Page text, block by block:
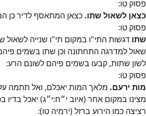
פסוק טו:
כצאן לשאול שתו. כצאן המתאסף לדיר כן
פסוק טו:
שתו דגשות התי"ו במקום תי"ו שנייה לשאול
שאול למדרגה התחתונה וכן שתו בשמים
לשון שתות, קבעו בשמים פיהם לשונם הרע:
פסוק טו:
מות ירעם. מלאך המות יאכלם, ואל תתמה על
מצינו במקום אחר (איוב י״ח:י״ג) יאכל בדיו
רציצה כמו הירוע ברזל (ירמיה טו):